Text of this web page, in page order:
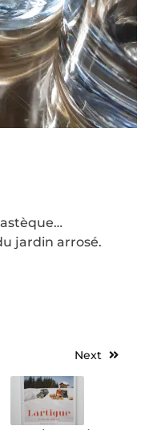
jardin arrosé.
Next